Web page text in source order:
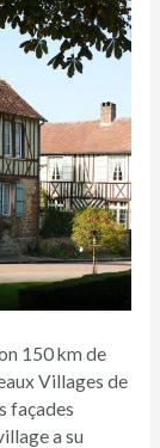
150 km de
Villages de
façades
a su